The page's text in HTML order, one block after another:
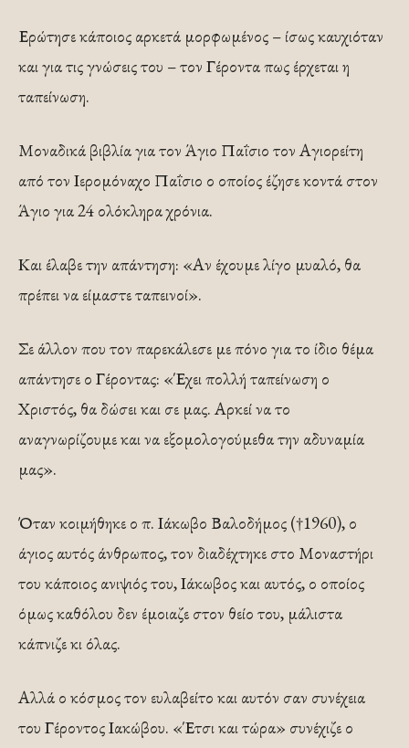
Ερώτησε κάποιος αρκετά μορφωμένος – ίσως καυχιόταν
και για τις γνώσεις του – τον Γέροντα πως έρχεται η
ταπείνωση.
Μοναδικά βιβλία για τον Άγιο Παΐσιο τον Αγιορείτη
από τον Ιερομόναχο Παΐσιο ο οποίος έζησε κοντά στον
Άγιο για 24 ολόκληρα χρόνια.
Και έλαβε την απάντηση: «Αν έχουμε λίγο μυαλό, θα
πρέπει να είμαστε ταπεινοί».
Σε άλλον που τον παρεκάλεσε με πόνο για το ίδιο θέμα
απάντησε ο Γέροντας: «Έχει πολλή ταπείνωση ο
Χριστός, θα δώσει και σε μας. Αρκεί να το
αναγνωρίζουμε και να εξομολογούμεθα την αδυναμία
μας».
Όταν κοιμήθηκε ο π. Ιάκωβο Βαλοδήμος (†1960), ο
άγιος αυτός άνθρωπος, τον διαδέχτηκε στο Μοναστήρι
του κάποιος ανιψιός του, Ιάκωβος και αυτός, ο οποίος
όμως καθόλου δεν έμοιαζε στον θείο του, μάλιστα
κάπνιζε κι όλας.
Αλλά ο κόσμος τον ευλαβείτο και αυτόν σαν συνέχεια
του Γέροντος Ιακώβου. «Έτσι και τώρα» συνέχιζε ο